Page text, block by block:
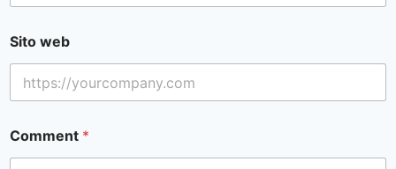
Sito web
Comment *